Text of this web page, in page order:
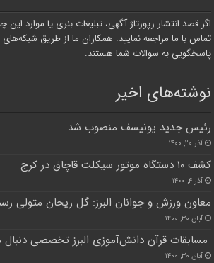
اگر قصد انتشار رپورتاژ آگهی، تبلیغات بنری یا موارد
تماس با ما مراجعه نمایید. همکاران ما از طریق شبکه‌های
پاسخگویی به سوالات شما هستند.
نوشته‌های اخیر
رئیس جدید یونیسف منصوب شد
آذر ۲۰, ۱۴۰۰
کشف ۱۰ دستگاه موتور سیکلت قاچاق در کرج
آذر ۴, ۱۴۰۰
معاون ورزش و جوانان البرز: گل ریحان متولی
آبان ۳۰, ۱۴۰۰
مسابقات قرآن دانش‌آموزی البرز تخصصی
آبان ۳۰, ۱۴۰۰